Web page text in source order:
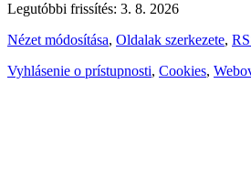
Legutóbbi frissítés: 3. 8. 2026
Nézet módosítása, Oldalak szerkezete,
Vyhlásenie o prístupnosti, Cookies,